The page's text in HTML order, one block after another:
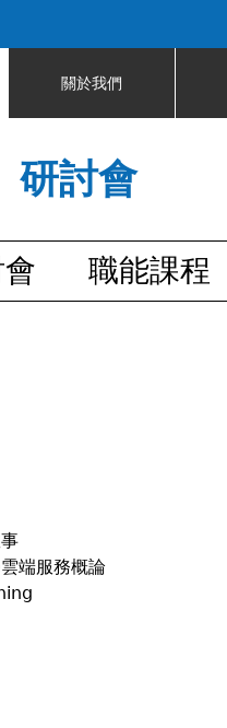
關於我們
研討會
職能課程
端服務概論